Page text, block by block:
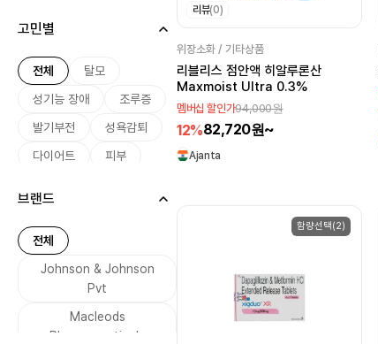
고민별
전체
탈모
성기능 장애
조루증
발기부전
성욕감퇴
다이어트
피부
여성 호르몬
남성 호르몬
무좀
기생충 감염
금연
브랜드
전체
Johnson & Johnson
Pvt
Macleods
Pharmaceuticals
리뷰(0)
위장소화 / 기타상품
리블리스 점안액 히알루론산
Maxmoist Ultra 0.3%
멤버십 할인가94,000원
12%82,720원~
Ajanta
함량선택(2)